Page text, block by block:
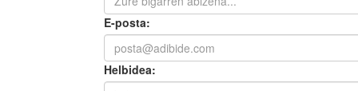
E-posta:
Helbidea: